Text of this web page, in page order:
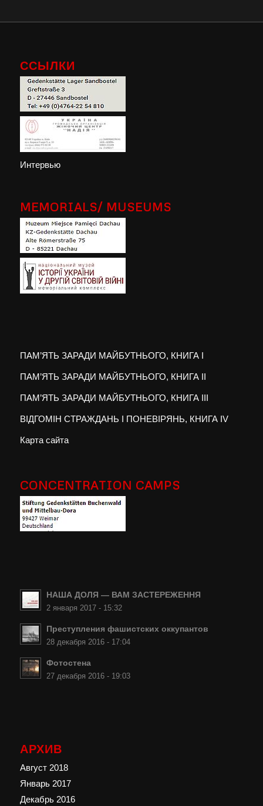
ССЫЛКИ
Интервью
MEMORIALS/ MUSEUMS
ПАМ’ЯТЬ ЗАРАДИ МАЙБУТНЬОГО, КНИГА I
ПАМ’ЯТЬ ЗАРАДИ МАЙБУТНЬОГО, КНИГА II
ПАМ’ЯТЬ ЗАРАДИ МАЙБУТНЬОГО, КНИГА III
ВІДГОМІН СТРАЖДАНЬ І ПОНЕВІРЯНЬ, КНИГА IV
Карта сайта
CONCENTRATION CAMPS
НАША ДОЛЯ — ВАМ ЗАСТЕРЕЖЕННЯ
2 января 2017 - 15:32
Преступления фашистских оккупантов
28 декабря 2016 - 17:04
Фотостена
27 декабря 2016 - 19:03
АРХИВ
Август 2018
Январь 2017
Декабрь 2016